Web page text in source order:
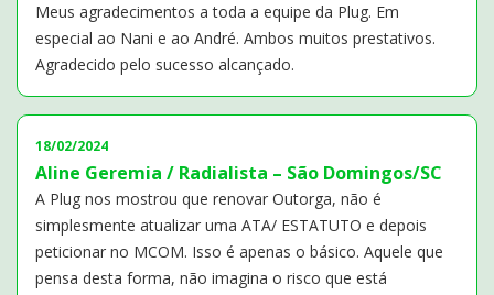
Meus agradecimentos a toda a equipe da Plug. Em
especial ao Nani e ao André. Ambos muitos prestativos.
Agradecido pelo sucesso alcançado.
18/02/2024
Aline Geremia / Radialista – São Domingos/SC
A Plug nos mostrou que renovar Outorga, não é
simplesmente atualizar uma ATA/ ESTATUTO e depois
peticionar no MCOM. Isso é apenas o básico. Aquele que
pensa desta forma, não imagina o risco que está